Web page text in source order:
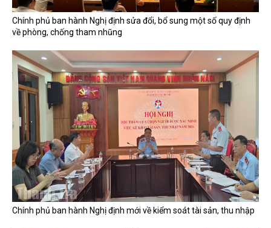
Chính phủ ban hành Nghị định sửa đổi, bổ sung một số quy định
về phòng, chống tham nhũng
Chính phủ ban hành Nghị định mới về kiểm soát tài sản, thu nhập